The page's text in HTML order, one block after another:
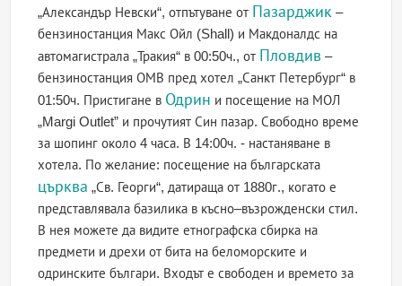
„Александър Невски“, отпътуване от Пазарджик –
бензиностанция Макс Ойл (Shall) и Макдоналдс на
автомагистрала „Тракия“ в 00:50ч., от Пловдив –
бензиностанция ОМВ пред хотел „Санкт Петербург“ в
01:50ч. Пристигане в Одрин и посещение на МОЛ
„Margi Outlet” и прочутият Син пазар. Свободно време
за шопинг около 4 часа. В 14:00ч. - настаняване в
хотела. По желание: посещение на българската
църква „Св. Георги“, датираща от 1880г., когато е
представлявала базилика в късно–възрожденски стил.
В нея можете да видите етнографска сбирка на
предмети и дрехи от бита на беломорските и
одринските българи. Входът е свободен и времето за